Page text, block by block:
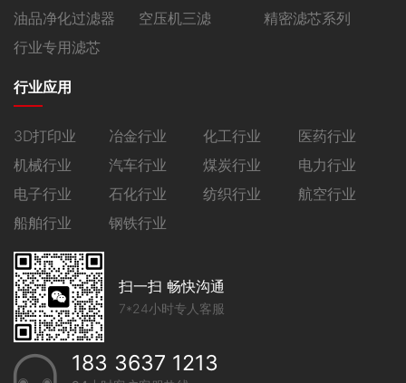
油品净化过滤器
空压机三滤
精密滤芯系列
行业专用滤芯
行业应用
3D打印业 冶金行业 化工行业
医药行业
机械行业
汽车行业 煤炭行业
电力行业
电子行业
石化行业 纺织行业
航空行业
船舶行业
钢铁行业
扫一扫 畅快沟通
7*24小时专人客服
183 3637 1213